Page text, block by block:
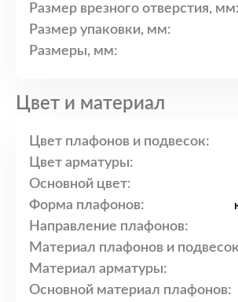
Размер врезного отверстия, мм:
Размер упаковки, мм:
Размеры, мм:
Цвет и материал
Цвет плафонов и подвесок:
Цвет арматуры:
Основной цвет:
Форма плафонов:
Направление плафонов:
Материал плафонов и
Материал арматуры:
Основной материал плафонов: